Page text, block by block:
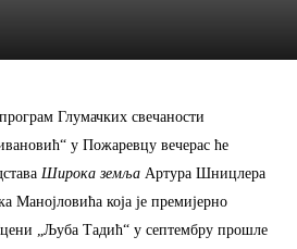
Глумачких свечаности
у Пожаревцу вечерас ће
Широка земљаАртура Шницлера
Манојловића која је премијерно
„Љуба Тадић“ у септембру прошле